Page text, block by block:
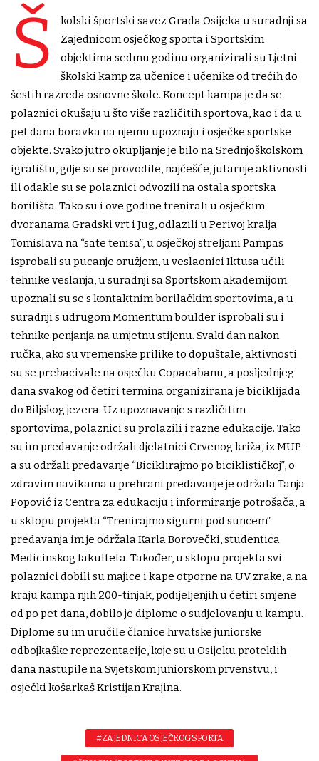
Š
kolski športski savez Grada Osijeka u suradnji sa
Zajednicom osječkog sporta i Sportskim
objektima sedmu godinu organizirali su Ljetni
školski kamp za učenice i učenike od trećih do
šestih razreda osnovne škole. Koncept kampa je da se
polaznici okušaju u što više različitih sportova, kao i da u
pet dana boravka na njemu upoznaju i osječke sportske
objekte. Svako jutro okupljanje je bilo na Srednjoškolskom
igralištu, gdje su se provodile, najčešće, jutarnje aktivnosti
ili odakle su se polaznici odvozili na ostala sportska
borilišta. Tako su i ove godine trenirali u osječkim
dvoranama Gradski vrt i Jug, odlazili u Perivoj kralja
Tomislava na “sate tenisa”, u osječkoj streljani Pampas
isprobali su pucanje oružjem, u veslaonici Iktusa učili
tehnike veslanja, u suradnji sa Sportskom akademijom
upoznali su se s kontaktnim borilačkim sportovima, a u
suradnji s udrugom Momentum boulder isprobali su i
tehnike penjanja na umjetnu stijenu. Svaki dan nakon
ručka, ako su vremenske prilike to dopuštale, aktivnosti
su se prebacivale na osječku Copacabanu, a posljednjeg
dana svakog od četiri termina organizirana je biciklijada
do Biljskog jezera. Uz upoznavanje s različitim
sportovima, polaznici su prolazili i razne edukacije. Tako
su im predavanje održali djelatnici Crvenog križa, iz MUP-
a su održali predavanje “Biciklirajmo po biciklističkoj”, o
zdravim navikama u prehrani predavanje je održala Tanja
Popović iz Centra za edukaciju i informiranje potrošača, a
u sklopu projekta “Trenirajmo sigurni pod suncem”
predavanja im je održala Karla Borovečki, studentica
Medicinskog fakulteta. Također, u sklopu projekta svi
polaznici dobili su majice i kape otporne na UV zrake, a na
kraju kampa njih 200-tinjak, podijeljenjih u četiri smjene
od po pet dana, dobilo je diplome o sudjelovanju u kampu.
Diplome su im uručile članice hrvatske juniorske
odbojkaške reprezentacije, koje su u Osijeku proteklih
dana nastupile na Svjetskom juniorskom prvenstvu, i
osječki košarkaš Kristijan Krajina.
#ZAJEDNICA OSJEČKOG SPORTA